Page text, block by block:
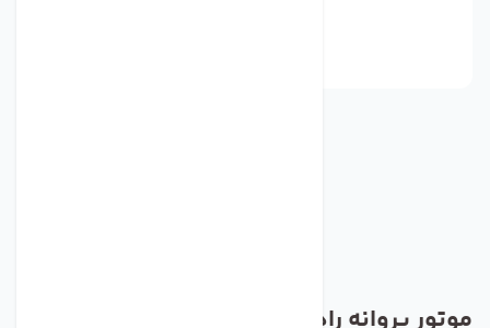
موتور پروانه رادیال BVN مدل BDRKF280